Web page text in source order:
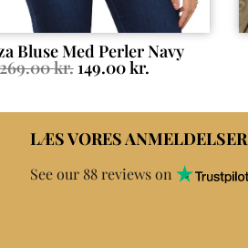
Bluse Med Perler Navy
kr.149.00kr.
LÆS VORES ANMELDELSER
See our 88 reviews on